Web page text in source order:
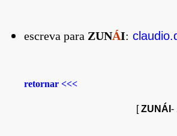
escreva para ZUNÁI:
retornar <<<
[ZUNÁI -